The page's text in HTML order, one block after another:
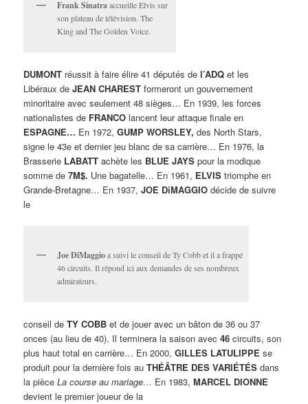
Frank Sinatraaccueille Elvis sur
son plateau de télévision. The
King and The Golden Voice.
DUMONT réussit à faire élire 41 députés del’ADQ et les
Libéraux deJEAN CHAREST formeront un gouvernement
minoritaire avec seulement 48 sièges… En 1939, les forces
nationalistes de FRANCO lancent leur attaque finale en
ESPAGNE… En 1972,GUMP WORSLEY, des North Stars,
signe le 43e et dernier jeu blanc de sa carrière… En 1976, la
Brasserie LABATT achète les BLUE JAYS pour la modique
somme de7M$. Une bagatelle… En 1961, ELVIS triomphe en
Grande-Bretagne… En 1937,JOE DiMAGGIO décide de suivre
le
Joe DiMaggioa suivi le conseil de Ty Cobb et il a frappé
46 circuits. Il répond ici aux demandes de ses nombreux
admirateurs.
conseil deTY COBB et de jouer avec un bâton de 36 ou 37
onces (au lieu de 40). Il terminera la saison avec46 circuits, son
plus haut total en carrière… En 2000,GILLES LATULIPPE se
produit pour la dernière fois auTHÉÂTRE DES VARIÉTÉS dans
la pièceLa course au mariage… En 1983,MARCEL DIONNE
devient le premier joueur de la